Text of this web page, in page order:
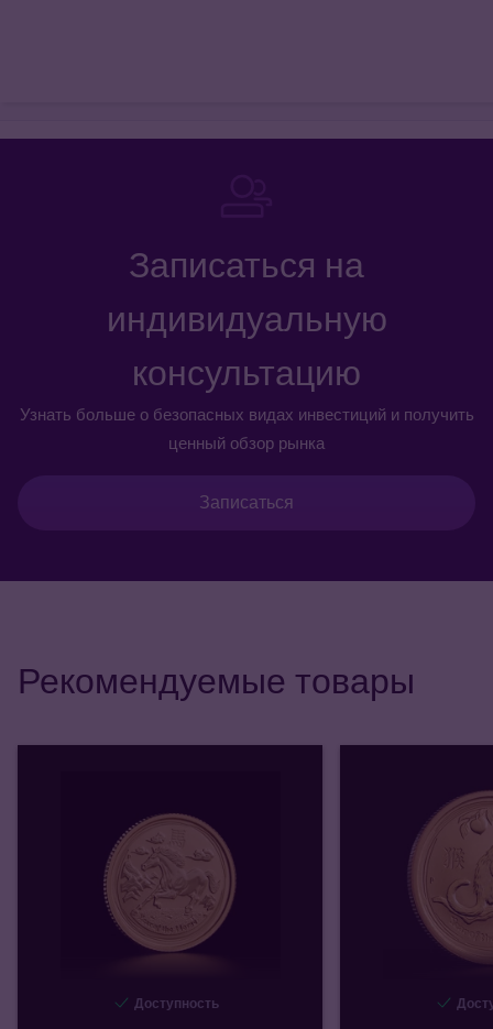
Записаться на
индивидуальную
консультацию
Узнать больше о безопасных видах инвестиций и получить
ценный обзор рынка
Записаться
Рекомендуемые товары
Доступность